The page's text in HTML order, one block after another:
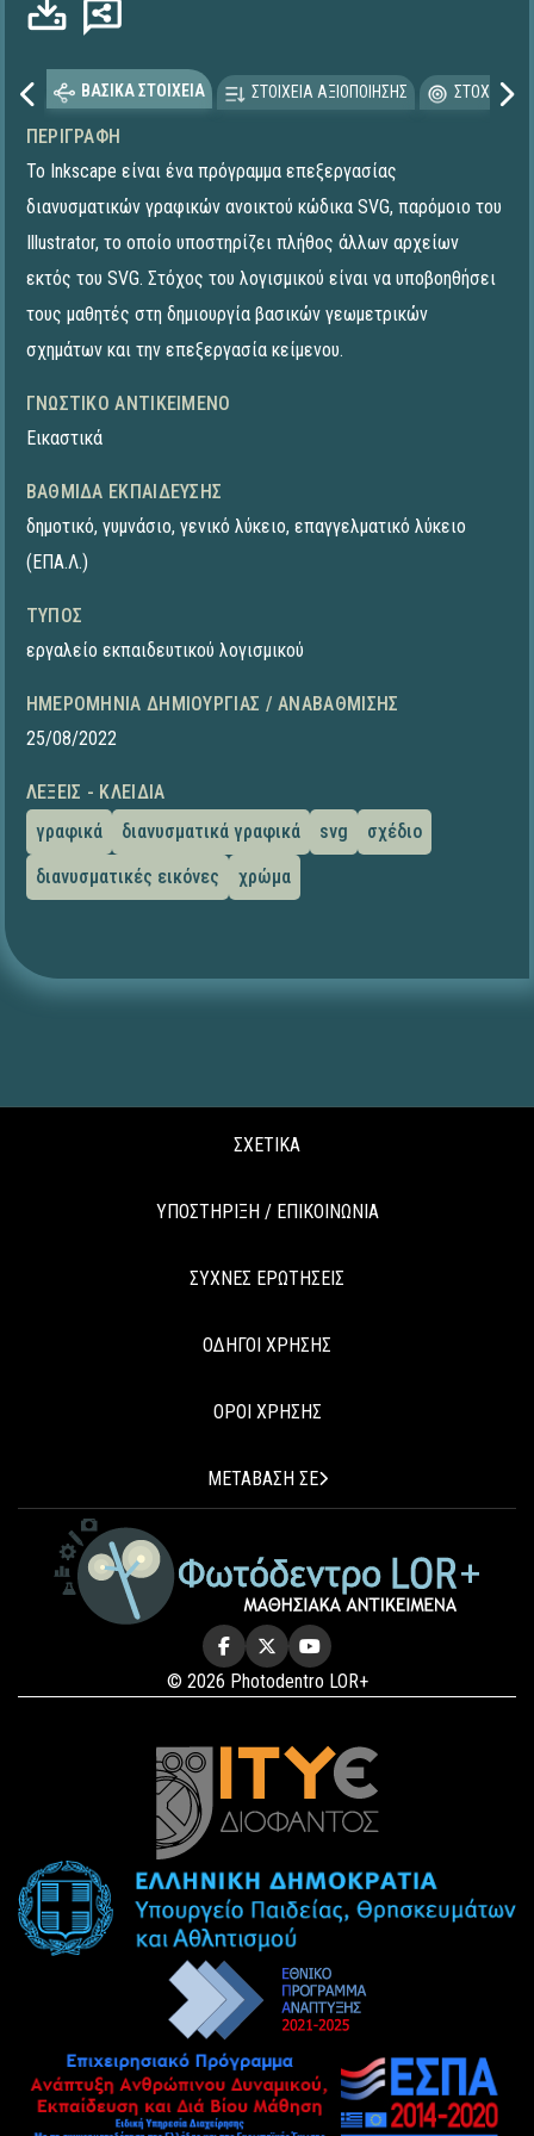
ΒΑΣΙΚΑ ΣΤΟΙΧΕΙΑ ΣΤΟΙΧΕΙΑ ΑΞΙΟΠΟΙΗΣΗΣ
ΠΕΡΙΓΡΑΦΉ
Το Inkscape είναι ένα πρόγραμμα επεξεργασίας
διανυσματικών γραφικών ανοικτού κώδικα SVG, παρόμοιο του
Illustrator, το οποίο υποστηρίζει πλήθος άλλων αρχείων
εκτός του SVG. Στόχος του λογισμικού είναι να υποβοηθήσει
τους μαθητές στη δημιουργία βασικών γεωμετρικών
σχημάτων και την επεξεργασία κείμενου.
ΓΝΩΣΤΙΚΌ ΑΝΤΙΚΕΊΜΕΝΟ
Εικαστικά
ΒΑΘΜΊΔΑ ΕΚΠΑΊΔΕΥΣΗΣ
δημοτικό, γυμνάσιο, γενικό λύκειο, επαγγελματικό λύκειο
(ΕΠΑ.Λ.)
ΤΎΠΟΣ
εργαλείο εκπαιδευτικού λογισμικού
ΗΜΕΡΟΜΗΝΊΑ ΔΗΜΙΟΥΡΓΊΑΣ / ΑΝΑΒΆΘΜΙΣΗΣ
25/08/2022
ΛΈΞΕΙΣ - ΚΛΕΙΔΙΆ
γραφικά
διανυσματικά γραφικά svg
σχέδιο
διανυσματικές εικόνες
χρώμα
ΣΧΕΤΙΚΑ
ΥΠΟΣΤΗΡΙΞΗ / ΕΠΙΚΟΙΝΩΝΙΑ
ΣΥΧΝΕΣ ΕΡΩΤΗΣΕΙΣ
ΟΔΗΓΟΙ ΧΡΗΣΗΣ
ΟΡΟΙ ΧΡΗΣΗΣ
ΜΕΤΑΒΑΣΗ ΣΕ
© 2026 Photodentro LOR+